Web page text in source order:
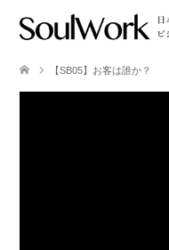
【SB05】お客は誰か？